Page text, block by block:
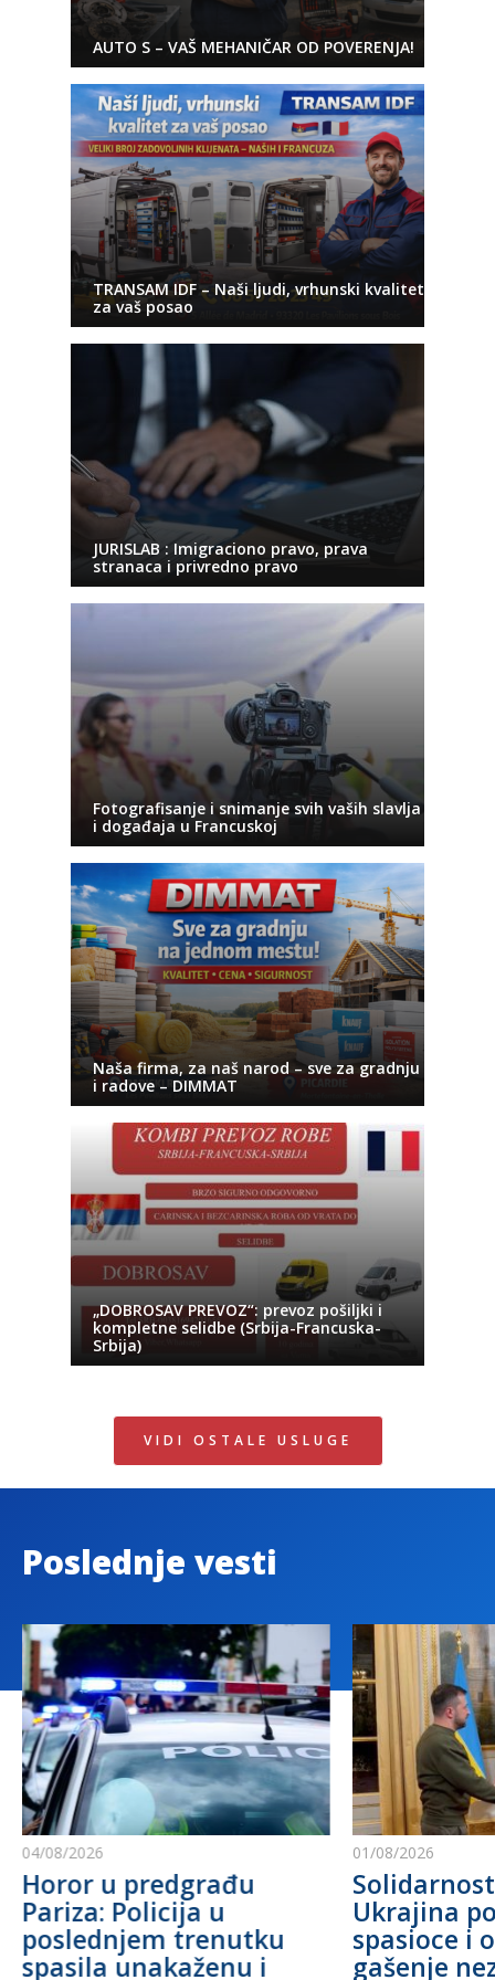
AUTO S – VAŠ MEHANIČAR OD POVERENJA!
TRANSAM IDF – Naši ljudi, vrhunski kvalitet
za vaš posao
JURISLAB : Imigraciono pravo, prava
stranaca i privredno pravo
Fotografisanje i snimanje svih vaših slavlja
i događaja u Francuskoj
Naša firma, za naš narod – sve za gradnju
i radove – DIMMAT
„DOBROSAV PREVOZ“: prevoz pošiljki i
kompletne selidbe (Srbija-Francuska-
Srbija)
VIDI OSTALE USLUGE
Poslednje vesti
04/08/2026
Horor u predgrađu
Pariza: Policija u
poslednjem trenutku
spasila unakaženu i
01/08/2026
Ukrajina
spasioce i
gašenje